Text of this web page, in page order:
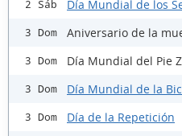
2 Sáb Día Mundial de los
3 Dom Aniversario de la
3 Dom Día Mundial del Pie
3 Dom Día Mundial de la
3 Dom Día de la Repetición